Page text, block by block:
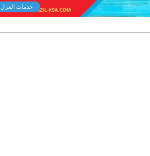
خدمات العزل